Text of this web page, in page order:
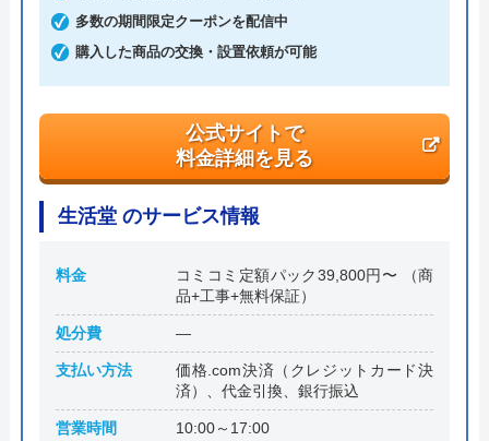
多数の期間限定クーポンを配信中
購入した商品の交換・設置依頼が可能
公式サイトで
料金詳細を見る
生活堂 のサービス情報
料金
コミコミ定額パック39,800円〜 （商
品+工事+無料保証）
処分費 ―
支払い方法
価格.com決済（クレジットカード決
済）、代金引換、銀行振込
営業時間 10:00～17:00